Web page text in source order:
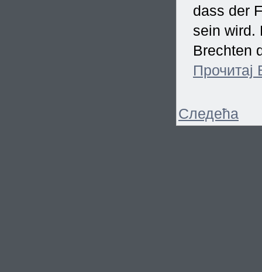
dass der
sein wird.
Brechten
Следећа